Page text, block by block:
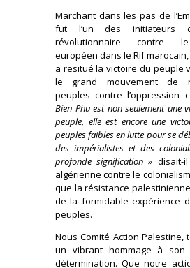
Marchant dans les pas de
fut l’un des initiateurs
révolutionnaire contre le
européen dans le Rif
a resitué la victoire du peuple
le grand mouvement de
peuples contre l’oppression
Bien Phu est non seulement une
peuple, elle est encore une
peuples faibles en lutte pour se
des impérialistes et des
profonde signification » disait-
algérienne contre le
que la résistance
de la formidable expérience
peuples.
Nous Comité Action Palestine,
un vibrant hommage à
détermination. Que notre